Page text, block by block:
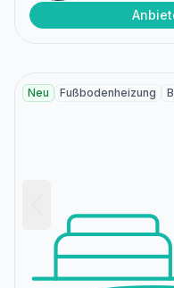
Neu Fußbodenheizung